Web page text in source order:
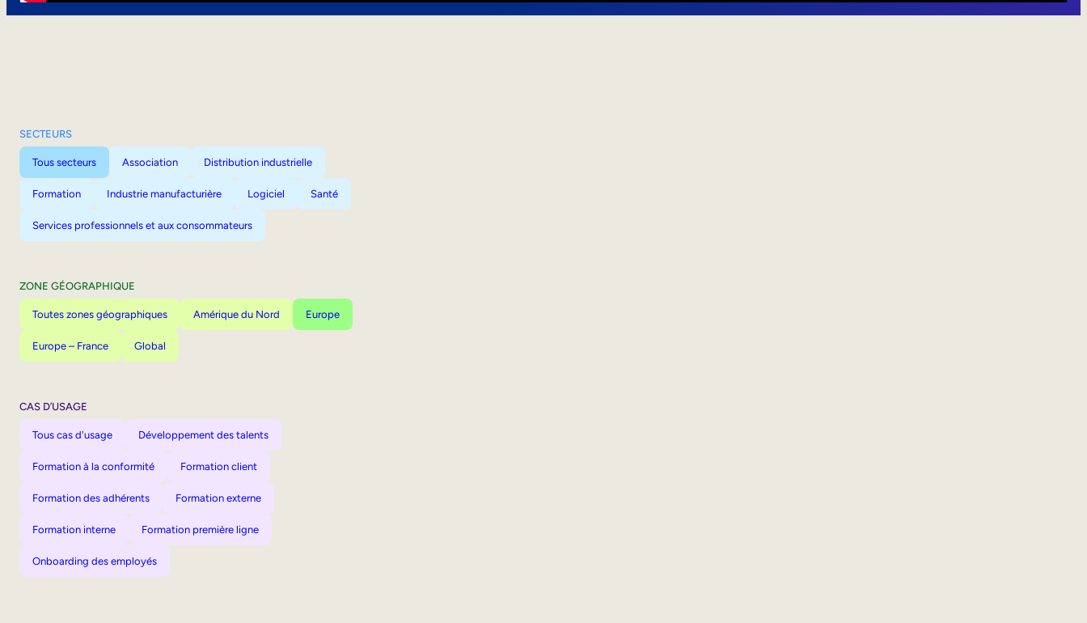
SECTEURS
Tous secteurs Association Distribution industrielle
Formation Industrie manufacturière Logiciel Santé
Services professionnels et aux consommateurs
ZONE GÉOGRAPHIQUE
Toutes zones géographiques Amérique du Nord Europe
Europe – France Global
CAS D’USAGE
Tous cas d'usage Développement des talents
Formation à la conformité Formation client
Formation des adhérents Formation externe
Formation interne Formation première ligne
Onboarding des employés